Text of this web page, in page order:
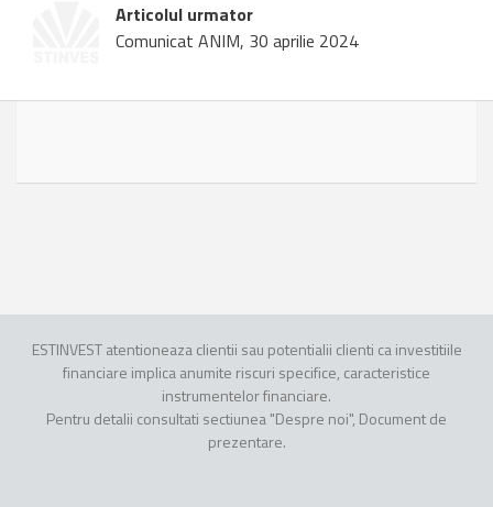
Articolul urmator
Comunicat ANIM, 30 aprilie 2024
ESTINVEST atentioneaza clientii sau potentialii clienti ca investitiile
financiare implica anumite riscuri specifice, caracteristice
instrumentelor financiare.
Pentru detalii consultati sectiunea "Despre noi", Document de
prezentare.